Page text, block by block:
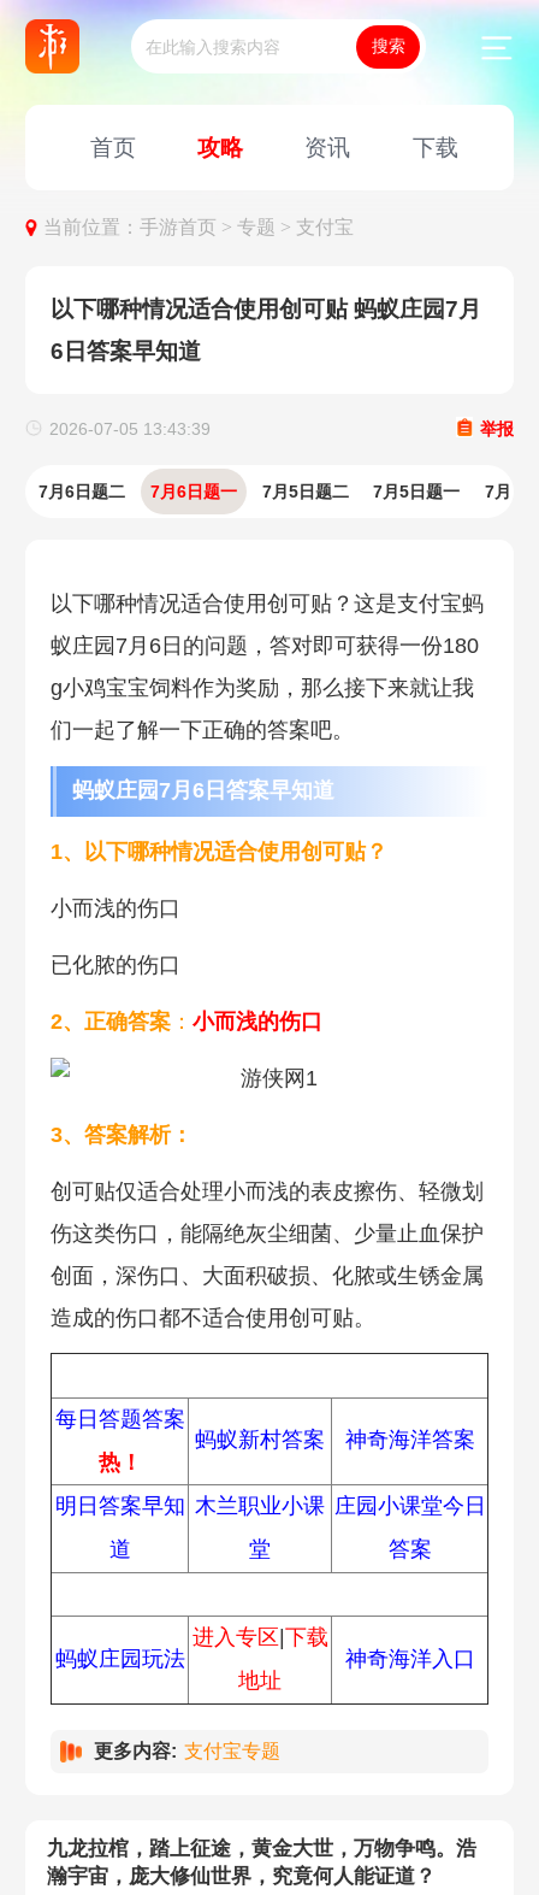
首页 攻略 资讯 下载
当前位置：手游首页 >专题 > 支付宝
以下哪种情况适合使用创可贴 蚂蚁庄园7月
6日答案早知道
2026-07-05 13:43:39 举报
7月6日题二 7月6日题一 7月5日题二 7月5日题一 7月4
以下哪种情况适合使用创可贴？这是支付宝蚂
蚁庄园7月6日的问题，答对即可获得一份180
g小鸡宝宝饲料作为奖励，那么接下来就让我
们一起了解一下正确的答案吧。
蚂蚁庄园7月6日答案早知道
1、以下哪种情况适合使用创可贴？
小而浅的伤口
已化脓的伤口
2、正确答案： 小而浅的伤口
3、答案解析：
创可贴仅适合处理小而浅的表皮擦伤、轻微划
伤这类伤口，能隔绝灰尘细菌、少量止血保护
创面，深伤口、大面积破损、化脓或生锈金属
造成的伤口都不适合使用创可贴。
每日答题答案
热！
蚂蚁新村答案 神奇海洋答案
明日答案早知
道
木兰职业小课
堂
庄园小课堂今日
答案
蚂蚁庄园玩法
进入专区 下载
地址
神奇海洋入口
更多内容: 支付宝专题
九龙拉棺，踏上征途，黄金大世，万物争鸣。浩
瀚宇宙，庞大修仙世界，究竟何人能证道？